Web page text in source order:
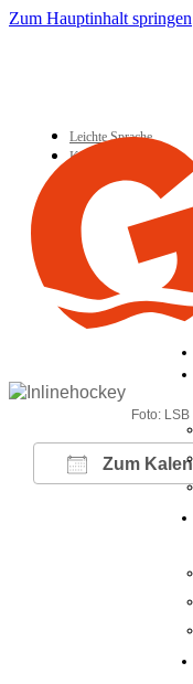
Zum Hauptinhalt springen
Leichte Sprache
Kontakt
Foto:
Zum
ICS Google